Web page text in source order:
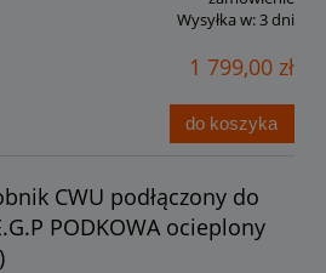
Wysyłka w:3 dni
1 799,00 zł
do koszyka
CWU podłączony do
PODKOWA ocieplony